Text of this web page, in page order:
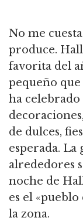
No me
produce.
favorita del
pequeño
ha
de dulces,
esperada. La
alrededores
noche de
es el
la zona.